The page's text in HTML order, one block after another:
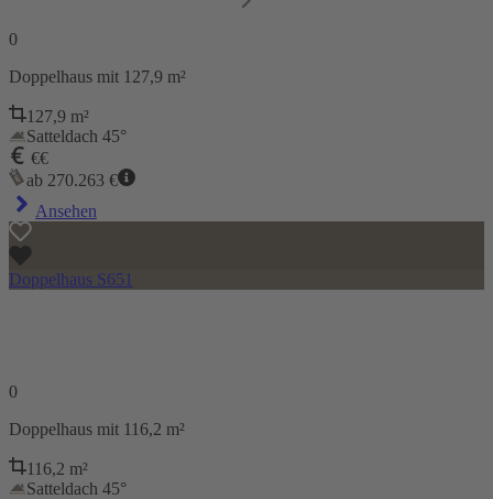
0
Doppelhaus mit 127,9 m²
127,9 m²
Satteldach 45°
€€
ab 270.263 €
Ansehen
Doppelhaus S651
0
Doppelhaus mit 116,2 m²
116,2 m²
Satteldach 45°